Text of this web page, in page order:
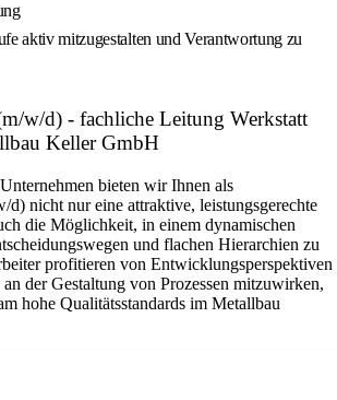
aktiv mitzugestalten und Verantwortung zu
w/d) - fachliche Leitung Werkstatt
Keller GmbH
bieten wir Ihnen als
d) nicht nur eine attraktive, leistungsgerechte
die Möglichkeit, in einem dynamischen
und flachen Hierarchien zu
profitieren von Entwicklungsperspektiven
der Gestaltung von Prozessen mitzuwirken,
hohe Qualitätsstandards im Metallbau